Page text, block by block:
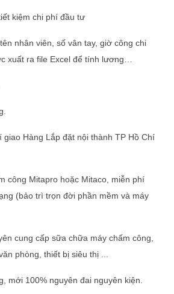
kiệm chi phí đầu tư
nhân viên, số vân tay, giờ công chi
xuất ra file Excel để tính lương…
giao Hàng Lắp đặt nội thành TP Hồ Chí
công Mitapro hoặc Mitaco, miễn phí
(bảo trì trọn đời phần mềm và máy
cung cấp sữa chữa máy chấm công,
phòng, thiết bị siêu thị ...
mới 100% nguyên đai nguyên kiện.